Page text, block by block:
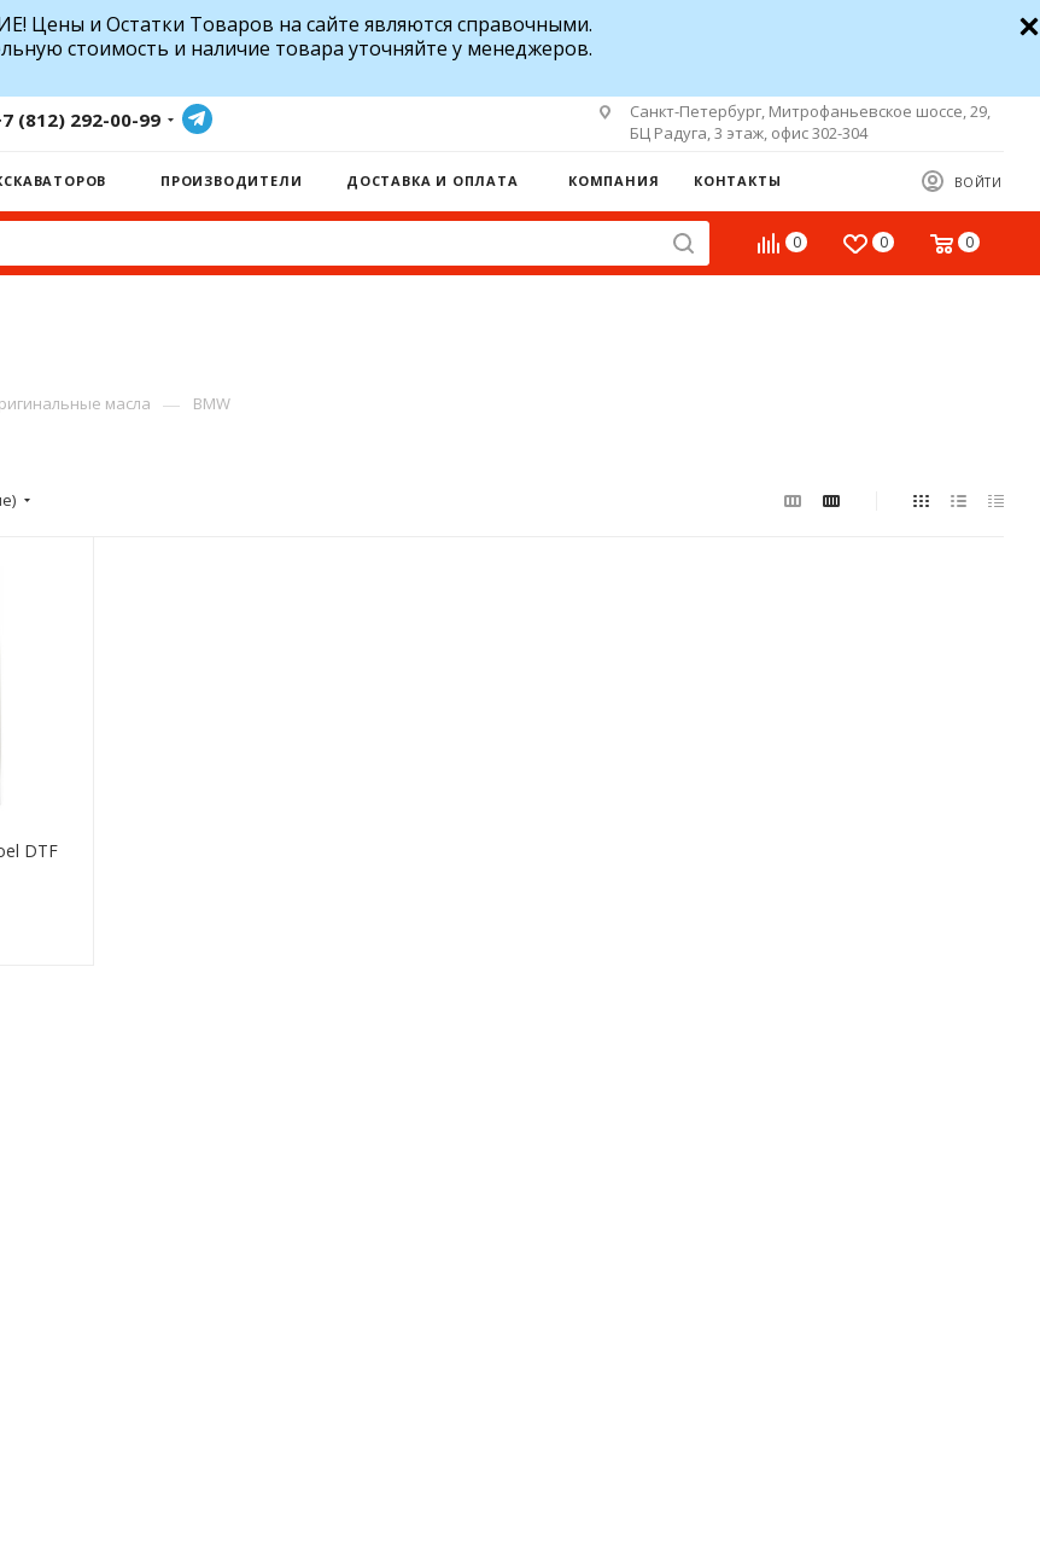
Цены и Остатки Товаров на сайте являются справочными.
стоимость и наличие товара уточняйте у менеджеров.
(812) 292-00-99
Санкт-Петербург, Митрофаньевское шоссе, 29,
БЦ Радуга, 3 этаж, офис 302-304
ВОЙТИ
ПРОИЗВОДИТЕЛИ ДОСТАВКА И ОПЛАТА КОМПАНИЯ КОНТАКТЫ
0 0 0
масла — BMW
DTF